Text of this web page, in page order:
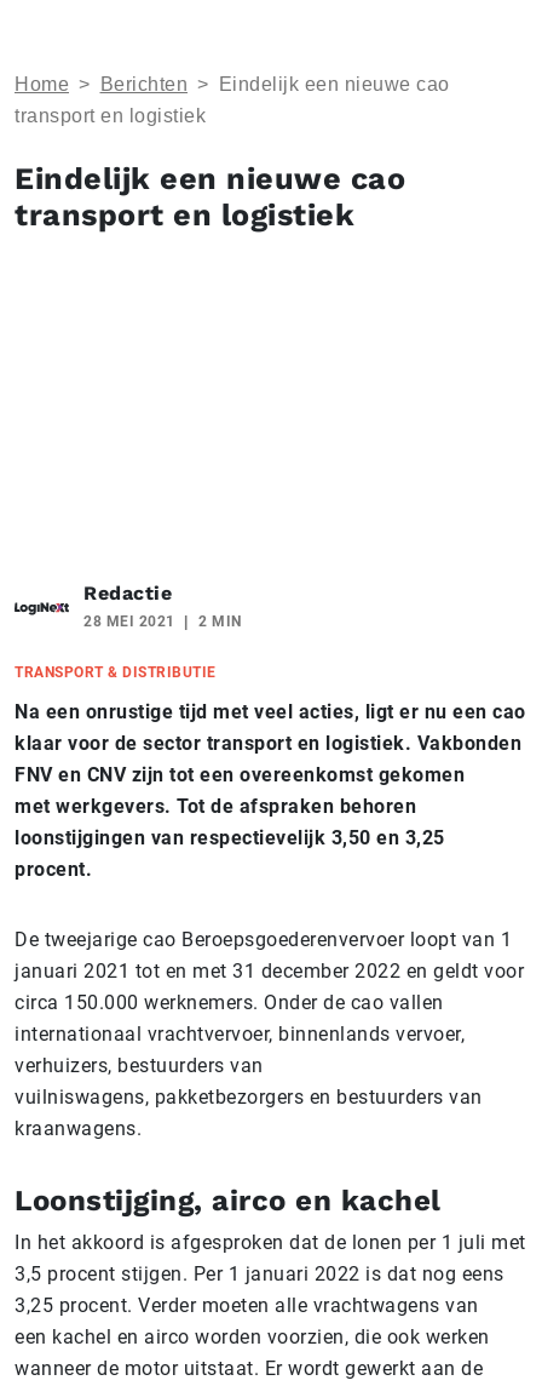
Home > Berichten >
Eindelijk een nieuwe cao
transport en logistiek
Eindelijk een nieuwe cao
transport en logistiek
Redactie
28 MEI 2021 2 MIN
TRANSPORT & DISTRIBUTIE
Na een onrustige tijd met veel acties, ligt er nu een cao
klaar voor de sector transport en logistiek. Vakbonden
FNV en CNV zijn tot een overeenkomst gekomen
met werkgevers. Tot de afspraken behoren
loonstijgingen van respectievelijk 3,50 en 3,25
procent.
De tweejarige cao Beroepsgoederenvervoer loopt van 1
januari 2021 tot en met 31 december 2022 en geldt voor
circa 150.000 werknemers. Onder de cao vallen
internationaal vrachtvervoer, binnenlands vervoer,
verhuizers, bestuurders van
vuilniswagens, pakketbezorgers en bestuurders van
kraanwagens.
Loonstijging, airco en kachel
In het akkoord is afgesproken dat de lonen per 1 juli met
3,5 procent stijgen. Per 1 januari 2022 is dat nog eens
3,25 procent. Verder moeten alle vrachtwagens van
een kachel en airco worden voorzien, die ook werken
wanneer de motor uitstaat. Er wordt gewerkt aan de